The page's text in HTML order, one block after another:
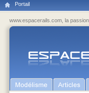
Portail
www.espacerails.com, la